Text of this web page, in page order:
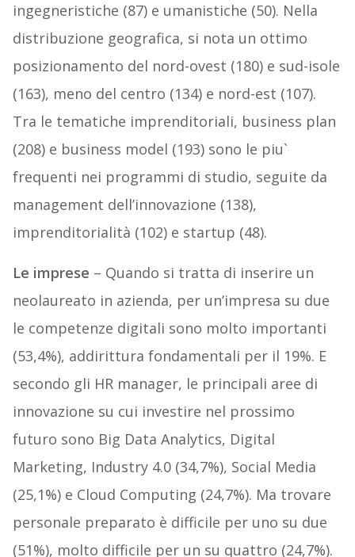
ingegneristiche (87) e umanistiche (50). Nella
distribuzione geografica, si nota un ottimo
posizionamento del nord-ovest (180) e sud-isole
(163), meno del centro (134) e nord-est (107).
Tra le tematiche imprenditoriali, business plan
(208) e business model (193) sono le piu`
frequenti nei programmi di studio, seguite da
management dell’innovazione (138),
imprenditorialità (102) e startup (48).
Le imprese – Quando si tratta di inserire un
neolaureato in azienda, per un’impresa su due
le competenze digitali sono molto importanti
(53,4%), addirittura fondamentali per il 19%. E
secondo gli HR manager, le principali aree di
innovazione su cui investire nel prossimo
futuro sono Big Data Analytics, Digital
Marketing, Industry 4.0 (34,7%), Social Media
(25,1%) e Cloud Computing (24,7%). Ma trovare
personale preparato è difficile per uno su due
(51%), molto difficile per un su quattro (24,7%).